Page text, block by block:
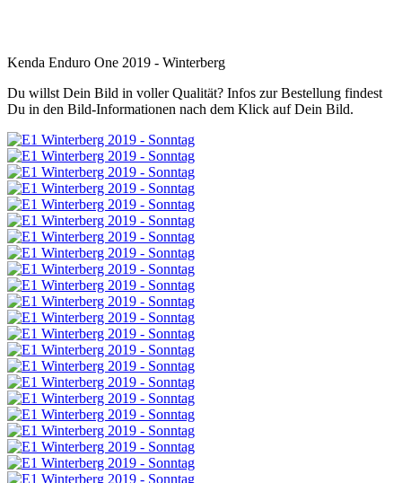
Kenda Enduro One 2019 - Winterberg
Du willst Dein Bild in voller Qualität? Infos zur Bestellung findest
Du in den Bild-Informationen nach dem Klick auf Dein Bild.